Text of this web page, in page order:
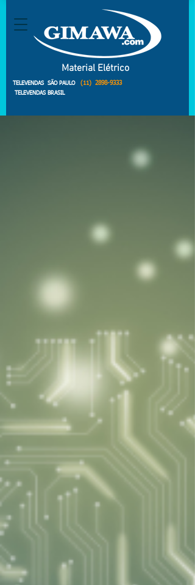
TELEVENDAS SÃO PAULO (11) 2898-9333
TELEVENDAS BRASIL
Material Elétrico